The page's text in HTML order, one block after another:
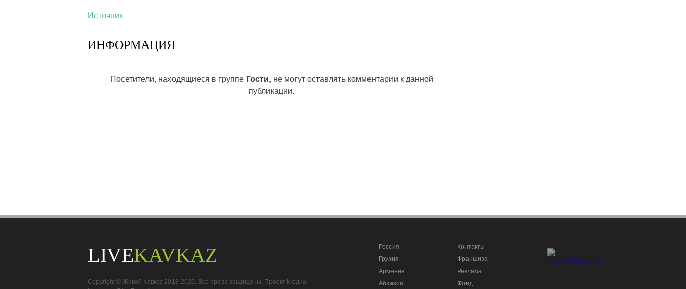
Источник
ИНФОРМАЦИЯ
Посетители, находящиеся в группе Гости, не могут оставлять комментарии к данной
публикации.
LIVEKAVKAZ
Copyright © Живой Кавказ 2018-2026. Все права защищены. Проект Медиа
Россия
Грузия
Армения
Абхазия
Контакты
Франшиза
Реклама
Фонд